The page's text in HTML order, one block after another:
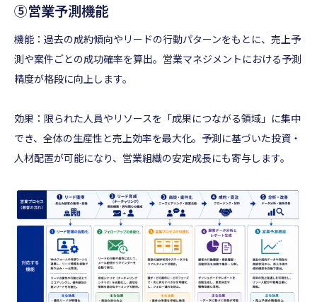
⑤営業予測機能
機能：過去の成約傾向やリードの行動パターンをもとに、売上予
測や案件ごとの成功確率を算出。営業マネジメントにおける予測
精度が格段に向上します。
効果：限られた人員やリソースを「成果につながる領域」に集中
でき、全体の生産性と売上効率を最大化。予測に基づいた投資・
人材配置が可能になり、営業組織の安定成長にも寄与します。